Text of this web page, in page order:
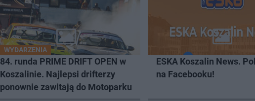
WYDARZENIA
84. runda PRIME DRIFT OPEN w
Koszalinie. Najlepsi drifterzy
ponownie zawitają do Motoparku
ESKA Koszalin News.
na Facebooku!